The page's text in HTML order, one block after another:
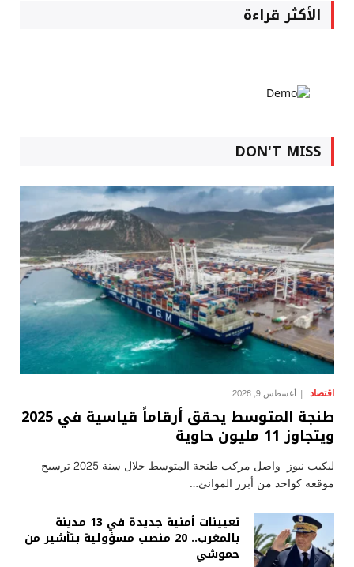
الأكثر قراءة
DON'T MISS
اقتصاد أغسطس 9, 2026
طنجة المتوسط يحقق أرقاماً قياسية في 2025
ويتجاوز 11 مليون حاوية
ليكيب نيوز واصل مركب طنجة المتوسط خلال سنة 2025 ترسيخ
موقعه كواحد من أبرز الموانئ…
تعيينات أمنية جديدة في 13 مدينة
بالمغرب.. 20 منصب مسؤولية بتأشير من
حموشي